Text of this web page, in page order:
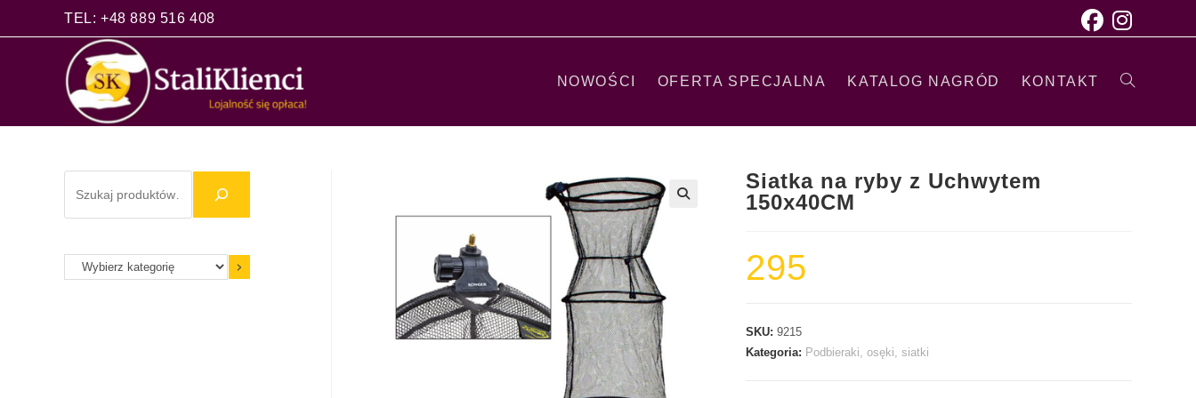
TEL: +48 889 516 408
NOWOŚCI OFERTA SPECJALNA KATALOG NAGRÓD KONTAKT
Siatka na ryby z Uchwytem
150x40CM
295
SKU: 9215
Kategoria: Podbieraki, osęki, siatki